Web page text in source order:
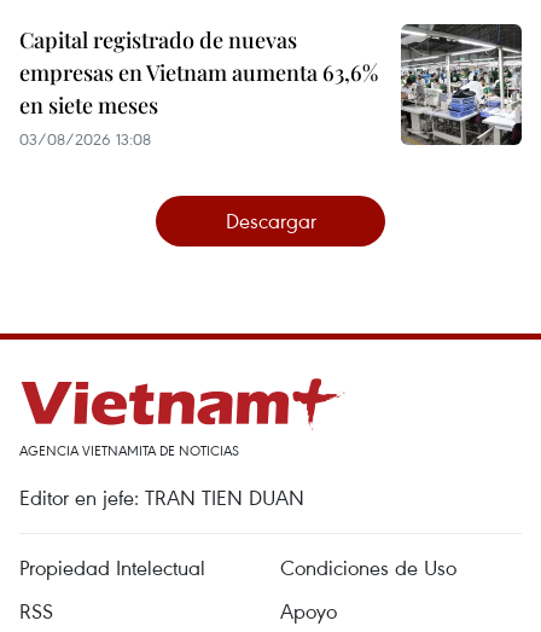
Capital registrado de nuevas
empresas en Vietnam aumenta 63,6%
en siete meses
03/08/2026 13:08
Descargar
AGENCIA VIETNAMITA DE NOTICIAS
Editor en jefe: TRAN TIEN DUAN
Propiedad Intelectual
Condiciones de Uso
RSS
Apoyo